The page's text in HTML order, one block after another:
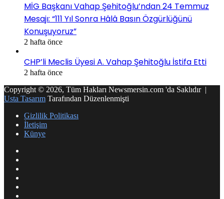
MİG Başkanı Vahap Şehitoğlu’ndan 24 Temmuz
Mesajı: “111 Yıl Sonra Hâlâ Basın Özgürlüğünü
Konuşuyoruz”
2 hafta önce
CHP’li Meclis Üyesi A. Vahap Şehitoğlu İstifa Etti
2 hafta önce
Copyright © 2026, Tüm Hakları Newsmersin.com 'da Saklıdır |
Usta Tasarım Tarafından Düzenlenmişti
Gizlilik Politikası
İletişim
Künye